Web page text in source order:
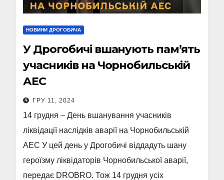
НОВИНИ ДРОГОБИЧА
У Дрогобичі вшанують пам’ять
учасників на Чорнобильській
АЕС
ГРУ 11, 2024
14 грудня – День вшанування учасників
ліквідації наслідків аварії на Чорнобильській
АЕС У цей день у Дрогобичі віддадуть шану
героїзму ліквідаторів Чорнобильської аварії,
передає DROBRO. Тож 14 грудня усіх